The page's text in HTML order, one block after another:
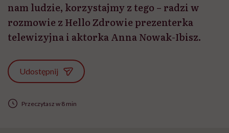
nam ludzie, korzystajmy z tego – radzi w
rozmowie z Hello Zdrowie prezenterka
telewizyjna i aktorka Anna Nowak-Ibisz.
Udostępnij
Przeczytasz w 8 min